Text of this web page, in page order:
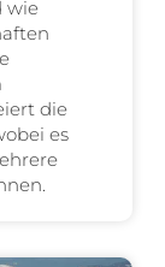
wie
die
es